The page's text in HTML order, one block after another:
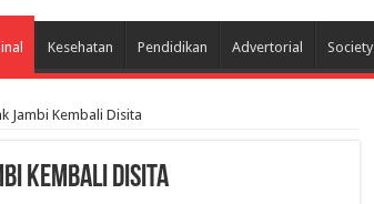
Kesehatan Pendidikan Advertorial Society
Jambi Kembali Disita
Kembali Disita